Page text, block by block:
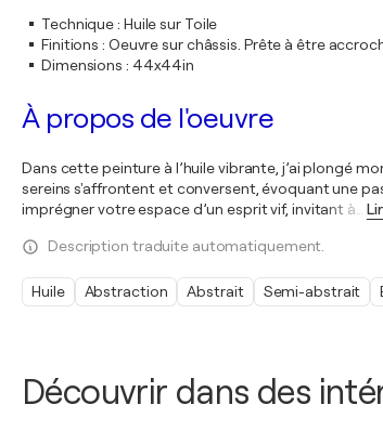
Découvrir dans des
Technique: Huile sur Toile
Finitions : Oeuvre sur châssis. Prête à être
Dimensions : 44x44in
À propos de l'oeuvre
Dans cette peinture à l’huile vibrante, j’ai plongé
sereins s'affrontent et conversent, évoquant une
imprégner votre espace d’un esprit vif, invitant à
Description traduite automatiquement.
Huile Abstraction Abstrait Semi-abstrait